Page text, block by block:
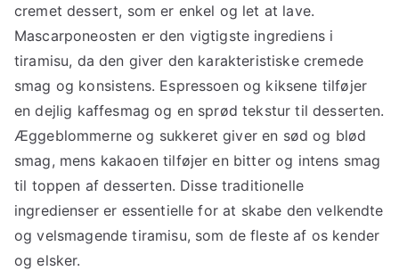
cremet dessert, som er enkel og let at lave.
Mascarponeosten er den vigtigste ingrediens i
tiramisu, da den giver den karakteristiske cremede
smag og konsistens. Espressoen og kiksene tilføjer
en dejlig kaffesmag og en sprød tekstur til desserten.
Æggeblommerne og sukkeret giver en sød og blød
smag, mens kakaoen tilføjer en bitter og intens smag
til toppen af desserten. Disse traditionelle
ingredienser er essentielle for at skabe den velkendte
og velsmagende tiramisu, som de fleste af os kender
og elsker.